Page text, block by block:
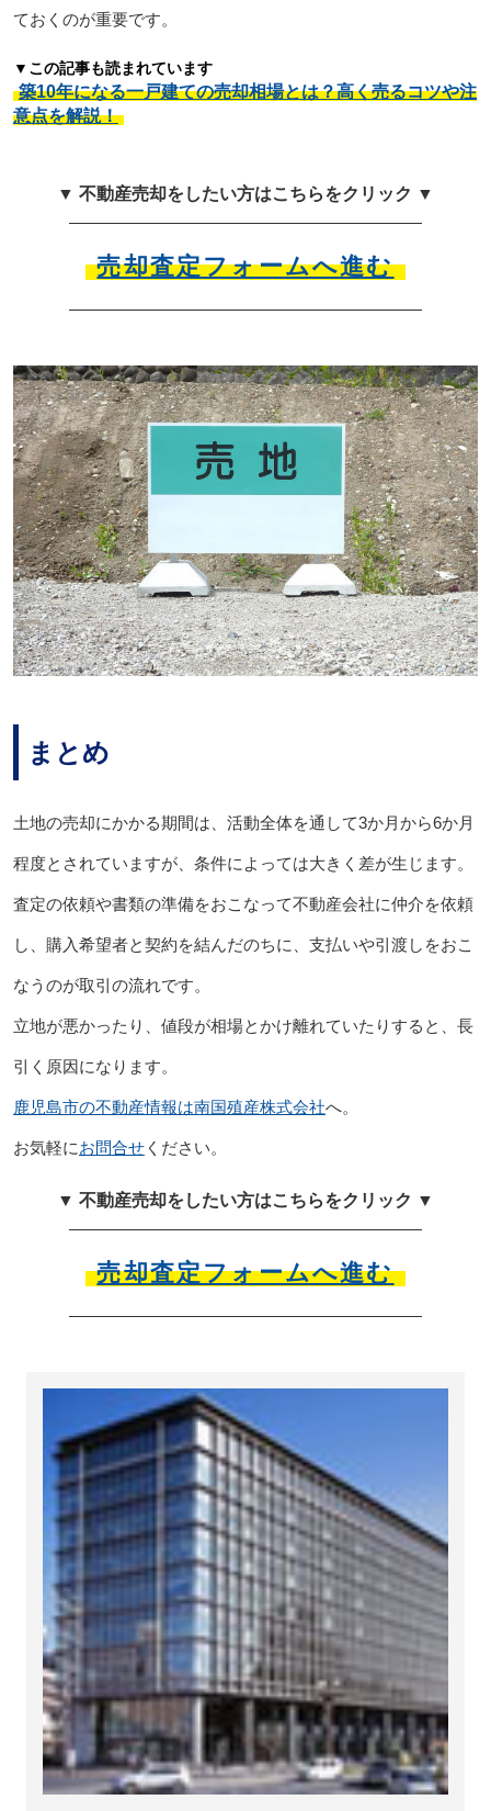
ておくのが重要です。
▼この記事も読まれています
築10年になる一戸建ての売却相場とは？高く売るコツや注
意点を解説！
▼ 不動産売却をしたい方はこちらをクリック ▼
売却査定フォームへ進む
まとめ
土地の売却にかかる期間は、活動全体を通して3か月から6か月
程度とされていますが、条件によっては大きく差が生じます。
査定の依頼や書類の準備をおこなって不動産会社に仲介を依頼
し、購入希望者と契約を結んだのちに、支払いや引渡しをおこ
なうのが取引の流れです。
立地が悪かったり、値段が相場とかけ離れていたりすると、長
引く原因になります。
鹿児島市の不動産情報は南国殖産株式会社へ。
お気軽にお問合せください。
▼ 不動産売却をしたい方はこちらをクリック ▼
売却査定フォームへ進む